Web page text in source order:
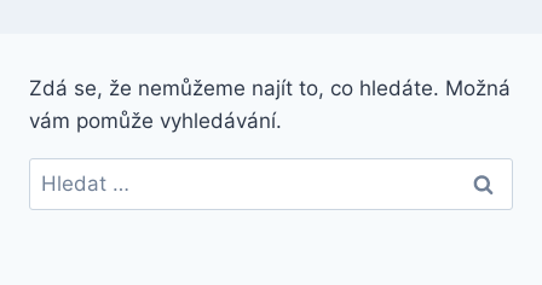
Zdá se, že nemůžeme najít to, co hledáte. Možná
vám pomůže vyhledávání.
Vyhledávání